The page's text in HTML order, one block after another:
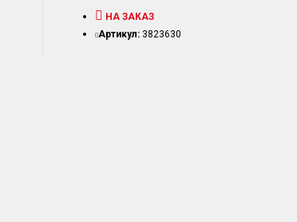
НА ЗАКАЗ
Артикул: 3823630